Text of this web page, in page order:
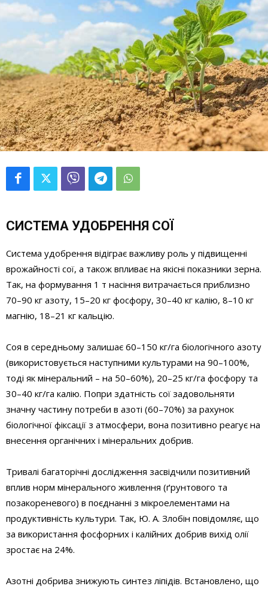
СИСТЕМА УДОБРЕННЯ СОЇ
Система удобрення відіграє важливу роль у підвищенні
врожайності сої, а також впливає на якісні показники зерна.
Так, на формування 1 т насіння витрачається приблизно
70–90 кг азоту, 15–20 кг фосфору, 30–40 кг калію, 8–10 кг
магнію, 18–21 кг кальцію.
Соя в середньому залишає 60–150 кг/га біологічного азоту
(використовується наступними культурами на 90–100%,
тоді як мінеральний – на 50–60%), 20–25 кг/га фосфору та
30–40 кг/га калію. Попри здатність сої задовольняти
значну частину потреби в азоті (60–70%) за рахунок
біологічної фіксації з атмосфери, вона позитивно реагує на
внесення органічних і мінеральних добрив.
Тривалі багаторічні дослідження засвідчили позитивний
вплив норм мінерального живлення (ґрунтового та
позакореневого) в поєднанні з мікроелементами на
продуктивність культури. Так, Ю. А. Злобін повідомляє, що
за використання фосфорних і калійних добрив вихід олії
зростає на 2­4%.
Азотні добрива знижують синтез ліпідів. Встановлено, що